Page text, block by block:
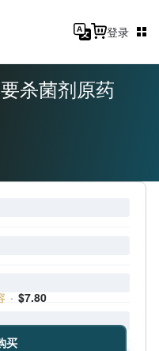
登录
杀菌剂原药
· $7.80
买